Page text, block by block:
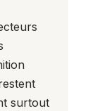
surtout